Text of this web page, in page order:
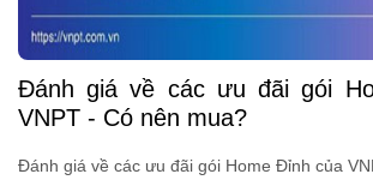
Đánh giá về các ưu đãi gói Home Đỉnh của
VNPT - Có nên mua?
Đánh giá về các ưu đãi gói Home Đỉnh của